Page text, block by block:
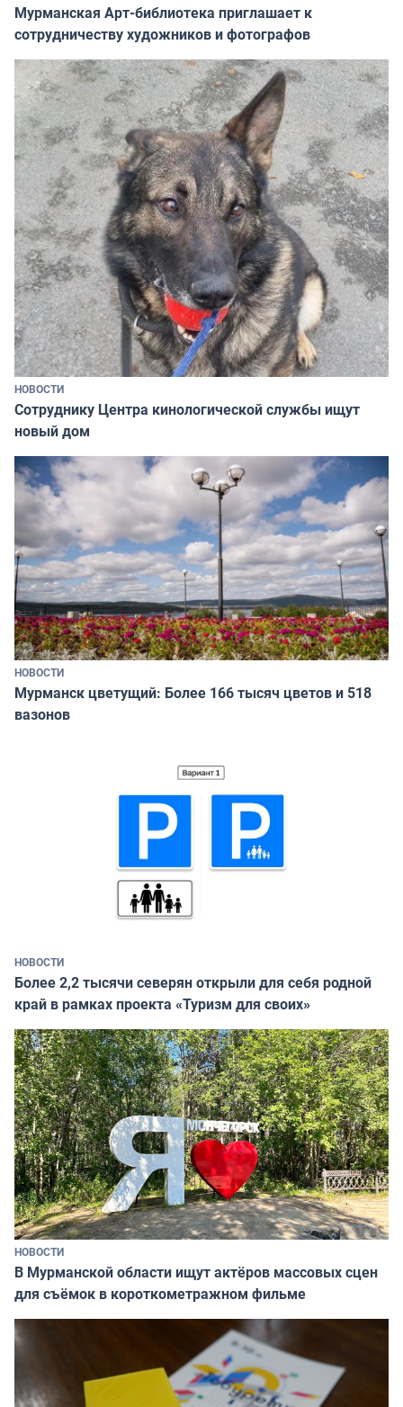
Мурманская Арт-библиотека приглашает к
сотрудничеству художников и фотографов
НОВОСТИ
Сотруднику Центра кинологической службы ищут
новый дом
НОВОСТИ
Мурманск цветущий: Более 166 тысяч цветов и 518
вазонов
НОВОСТИ
Более 2,2 тысячи северян открыли для себя родной
край в рамках проекта «Туризм для своих»
НОВОСТИ
В Мурманской области ищут актёров массовых сцен
для съёмок в короткометражном фильме